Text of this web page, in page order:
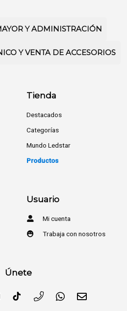
Y ADMINISTRACIÓN
Y VENTA DE ACCESORIOS
Tienda
Destacados
Categorías
Mundo Ledstar
Productos
Usuario
Mi cuenta
Trabaja con nosotros
Únete